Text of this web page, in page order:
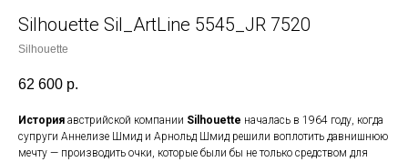
Silhouette Sil_ArtLine 5545_JR 7520
Silhouette
62 600 р.
История австрийской компании Silhouette началась в 1964 году, когда
супруги Аннелизе Шмид и Арнольд Шмид решили воплотить давнишнюю
мечту — производить очки, которые были бы не только средством для